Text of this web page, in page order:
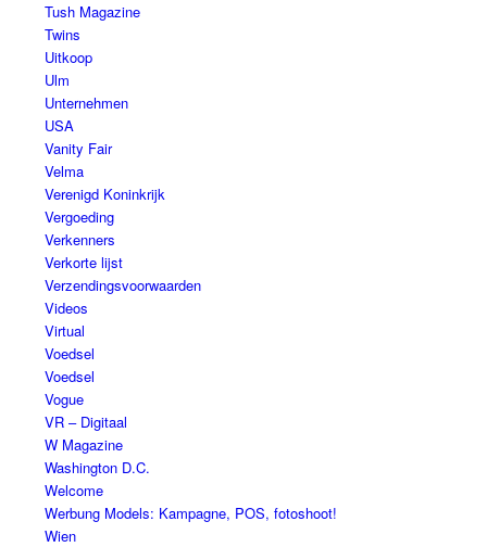
Tush Magazine
Twins
Uitkoop
Ulm
Unternehmen
USA
Vanity Fair
Velma
Verenigd Koninkrijk
Vergoeding
Verkenners
Verkorte lijst
Verzendingsvoorwaarden
Videos
Virtual
Voedsel
Voedsel
Vogue
VR – Digitaal
W Magazine
Washington D.C.
Welcome
Werbung Models: Kampagne, POS, fotoshoot!
Wien